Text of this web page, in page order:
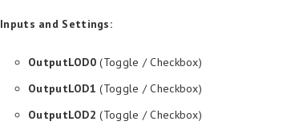
Inputs and Settings:
OutputLOD0 (Toggle / Checkbox)
OutputLOD1 (Toggle / Checkbox)
OutputLOD2 (Toggle / Checkbox)